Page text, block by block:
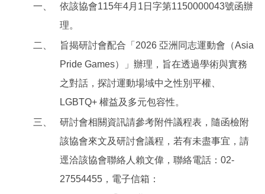
一、
依該協會115年4月1日字第1150000043號函辦
理。
二、
旨揭研討會配合「2026 亞洲同志運動會（Asia
Pride Games）」辦理，旨在透過學術與實務
之對話，探討運動場域中之性別平權、
LGBTQ+ 權益及多元包容性。
三、
研討會相關資訊請參考附件議程表，隨函檢附
該協會來文及研討會議程，若有未盡事宜，請
逕洽該協會聯絡人賴文偉，聯絡電話：02-
27554455，電子信箱：